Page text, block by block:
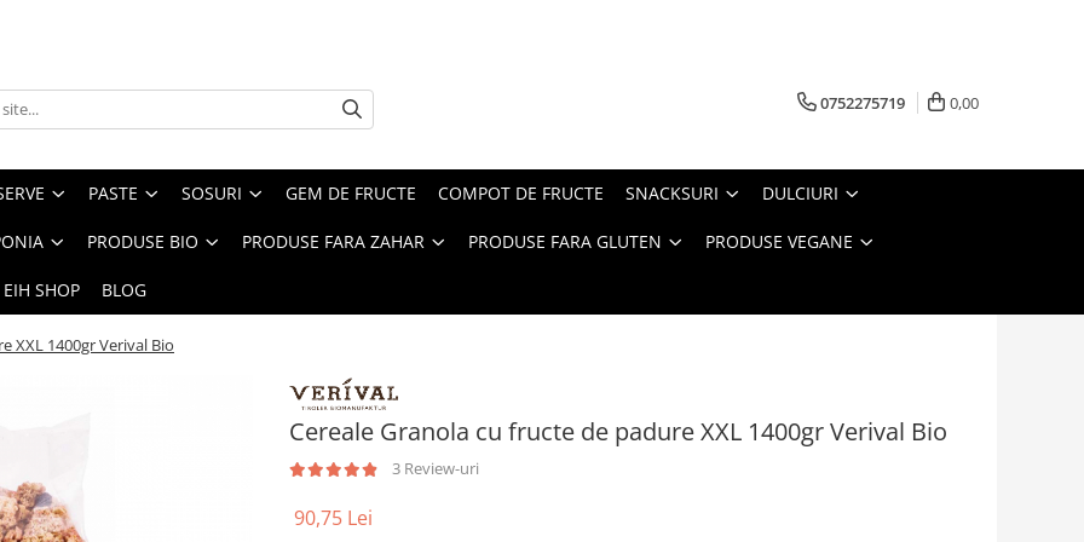
0752275719 0,00
PASTE SOSURI GEM DE FRUCTE COMPOT DE FRUCTE SNACKSURI DULCIURI
PRODUSE BIO PRODUSE FARA ZAHAR PRODUSE FARA GLUTEN PRODUSE VEGANE
SHOP BLOG
XXL 1400gr Verival Bio
Cereale Granola cu fructe de padure XXL 1400gr Verival Bio
3 Review-uri
90,75 Lei